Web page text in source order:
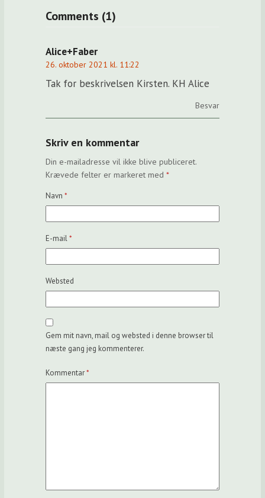
Comments (1)
Alice+Faber
26. oktober 2021 kl. 11:22
Tak for beskrivelsen Kirsten. KH Alice
Besvar
Skriv en kommentar
Din e-mailadresse vil ikke blive publiceret.
Krævede felter er markeret med*
Navn*
E-mail*
Websted
Gem mit navn, mail og websted i denne browser til
næste gang jeg kommenterer.
Kommentar*